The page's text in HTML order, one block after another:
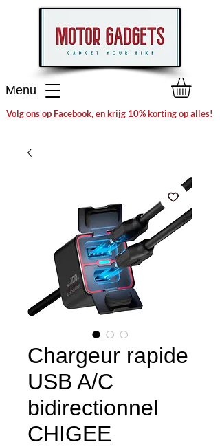
Menu
Volg ons op Facebook, en krijg 10% korting op alles!
Chargeur rapide
USB A/C
bidirectionnel
CHIGEE